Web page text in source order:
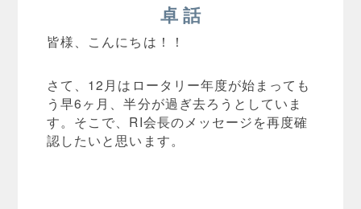
卓 話
皆様、こんにちは！！
さて、12月はロータリー年度が始まっても
う早6ヶ月、半分が過ぎ去ろうとしていま
す。そこで、RI会長のメッセージを再度確
認したいと思います。